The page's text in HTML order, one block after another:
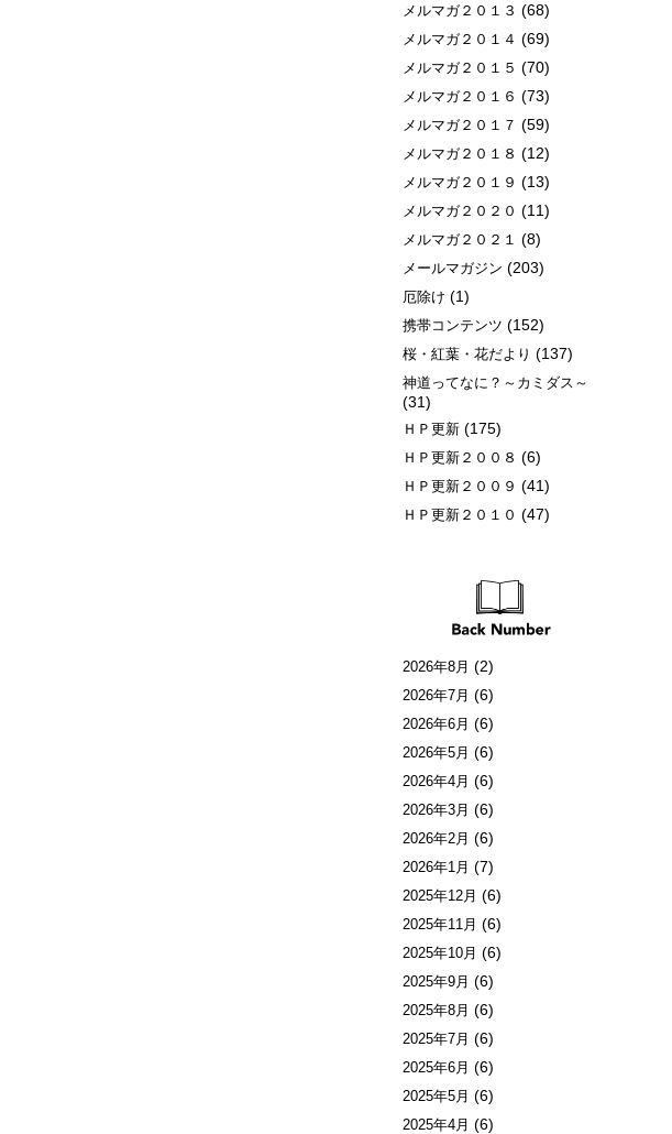
メルマガ２０１３ (68)
メルマガ２０１４ (69)
メルマガ２０１５ (70)
メルマガ２０１６ (73)
メルマガ２０１７ (59)
メルマガ２０１８ (12)
メルマガ２０１９ (13)
メルマガ２０２０ (11)
メルマガ２０２１ (8)
メールマガジン (203)
厄除け (1)
携帯コンテンツ (152)
桜・紅葉・花だより (137)
神道ってなに？～カミダス～
(31)
ＨＰ更新(175)
ＨＰ更新２００８ (6)
ＨＰ更新２００９ (41)
ＨＰ更新２０１０ (47)
2026年8月 (2)
2026年7月 (6)
2026年6月 (6)
2026年5月 (6)
2026年4月 (6)
2026年3月 (6)
2026年2月 (6)
2026年1月 (7)
2025年12月 (6)
2025年11月 (6)
2025年10月 (6)
2025年9月 (6)
2025年8月 (6)
2025年7月 (6)
2025年6月 (6)
2025年5月 (6)
2025年4月 (6)